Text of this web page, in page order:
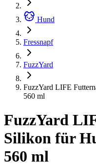
Hund
Fressnapf
FuzzYard
FuzzYard LIFE
560 ml
FuzzYard
Silikon für
560 ml